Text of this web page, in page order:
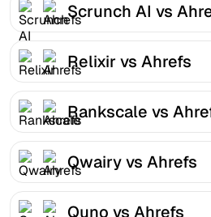
Scrunch AI vs
Relixir vs Ahrefs
Rankscale vs
Qwairy vs Ahrefs
Quno vs Ahrefs